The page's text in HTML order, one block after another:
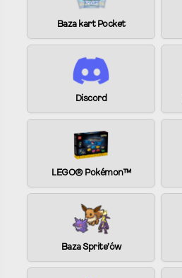
n
v
Baza kart Pocket
Discord
LEGO® Pokémon™
Baza Sprite’ów